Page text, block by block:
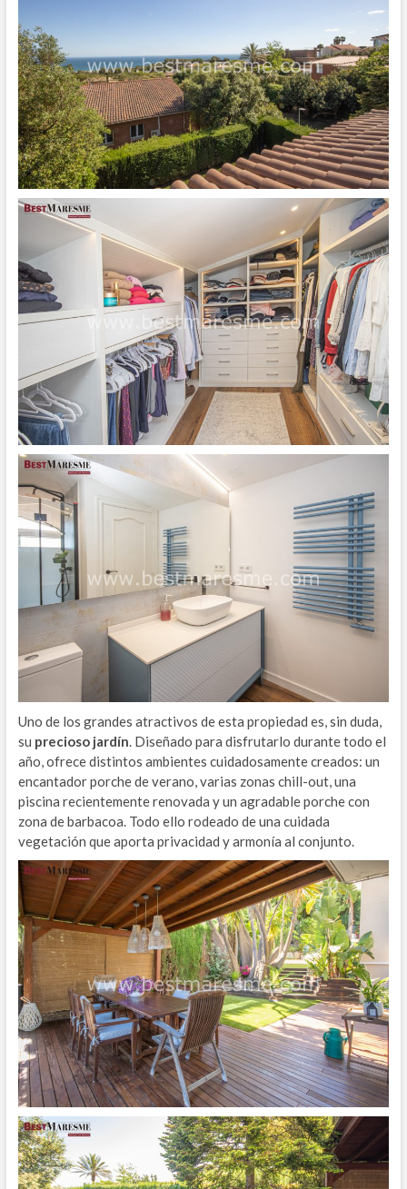
Uno de los grandes atractivos de esta propiedad es, sin duda,
su precioso jardín . Diseñado para disfrutarlo durante todo el
año, ofrece distintos ambientes cuidadosamente creados: un
encantador porche de verano, varias zonas chill-out, una
piscina recientemente renovada y un agradable porche con
zona de barbacoa. Todo ello rodeado de una cuidada
vegetación que aporta privacidad y armonía al conjunto.